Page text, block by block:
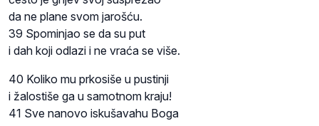
da ne plane svom jarošću.
39 Spominjao se da su put
i dah koji odlazi i ne vraća se više.
40 Koliko mu prkosiše u pustinji
i žalostiše ga u samotnom kraju!
41 Sve nanovo iskušavahu Boga